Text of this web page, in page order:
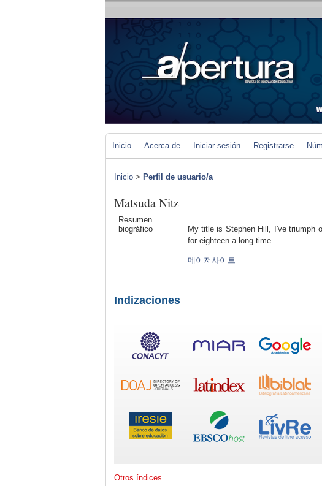
Inicio Acerca de Iniciar sesión Registrarse
Inicio > Perfil de usuario/a
Matsuda Nitz
Resumen
biográfico
My title is Stephen Hill, I've triumph
for eighteen a long time.
메이저사이트
Indizaciones
Otros índices